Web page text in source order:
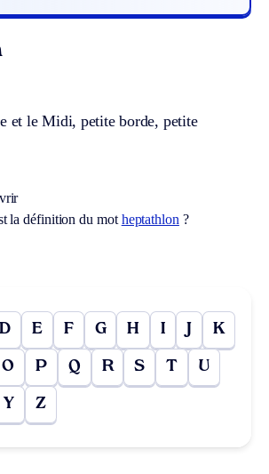
et le Midi, petite borde, petite
la définition du mot heptathlon ?
D E F G H I J K
O P Q R S T U
Y Z